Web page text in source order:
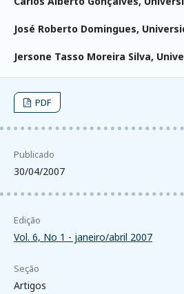
José Roberto Domingues,
Jersone Tasso Moreira Silva,
PDF
Publicado
30/04/2007
Edição
Vol. 6, No 1 - janeiro/abril 2007
Seção
Artigos